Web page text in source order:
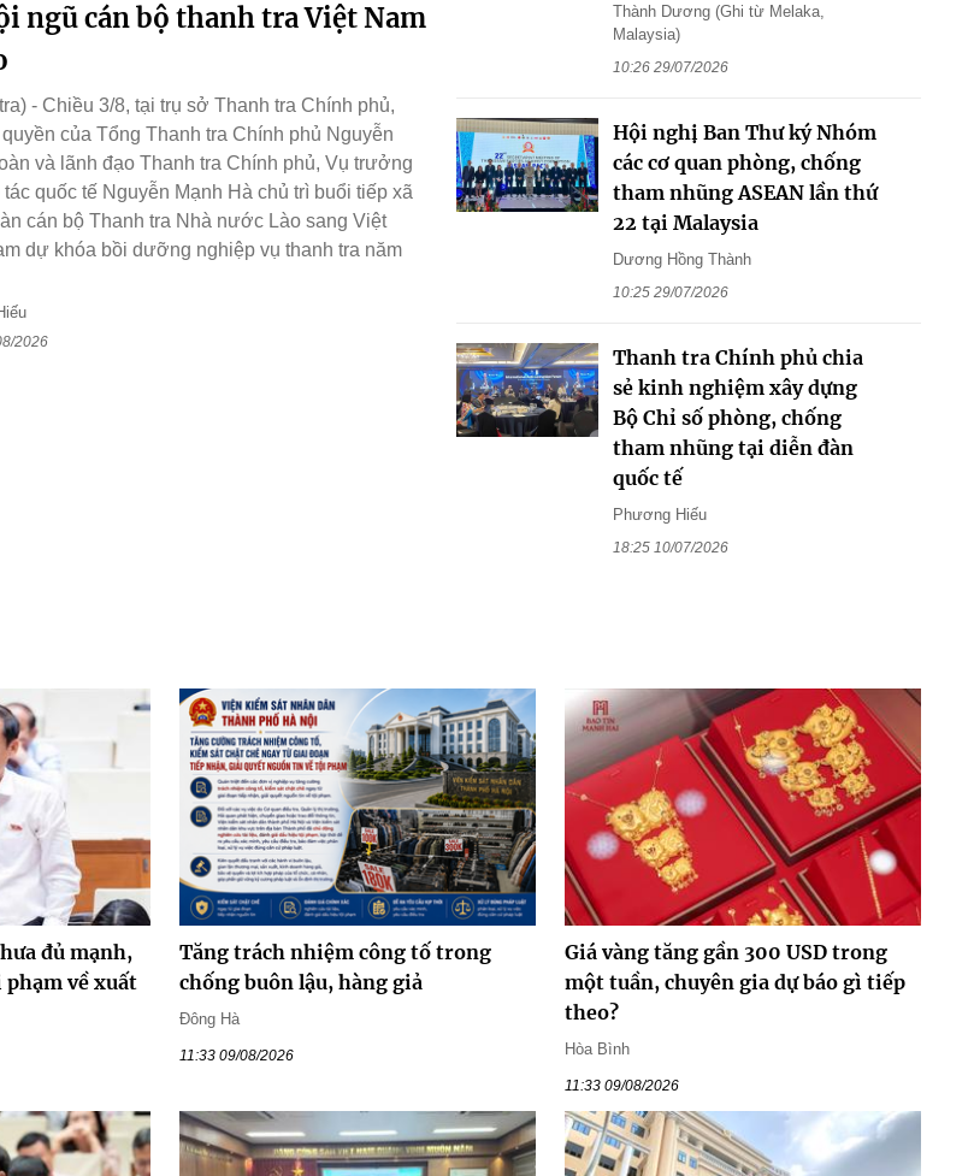
ngũ cán bộ thanh tra Việt Nam
- Chiều 3/8, tại trụ sở Thanh tra Chính phủ,
của Tổng Thanh tra Chính phủ Nguyễn
và lãnh đạo Thanh tra Chính phủ, Vụ trưởng
quốc tế Nguyễn Mạnh Hà chủ trì buổi tiếp xã
cán bộ Thanh tra Nhà nước Lào sang Việt
dự khóa bồi dưỡng nghiệp vụ thanh tra năm
2026
Thành Dương (Ghi từ Melaka,
Malaysia)
10:26 29/07/2026
Hội nghị Ban Thư ký Nhóm
các cơ quan phòng, chống
tham nhũng ASEAN lần thứ
22 tại Malaysia
Dương Hồng Thành
10:25 29/07/2026
Thanh tra Chính phủ chia
sẻ kinh nghiệm xây dựng
Bộ Chỉ số phòng, chống
tham nhũng tại diễn đàn
quốc tế
Phương Hiếu
18:25 10/07/2026
đủ mạnh,
phạm về xuất
Tăng trách nhiệm công tố trong
chống buôn lậu, hàng giả
Đông Hà
11:33 09/08/2026
Giá vàng tăng gần 300 USD trong
một tuần, chuyên gia dự báo gì tiếp
theo?
Hòa Bình
11:33 09/08/2026